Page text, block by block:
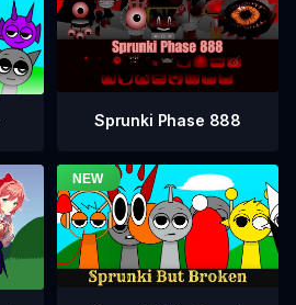
Sprunki Phase 888